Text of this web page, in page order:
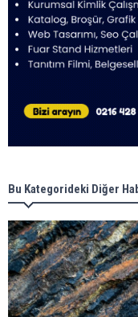
Bu Kategorideki Diğer